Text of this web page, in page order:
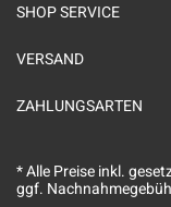
SHOP SERVICE
VERSAND
ZAHLUNGSARTEN
* Alle Preise inkl.
ggf.